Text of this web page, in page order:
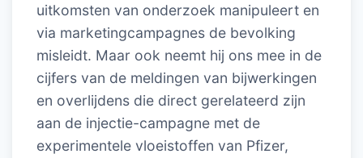
uitkomsten van onderzoek manipuleert en
via marketingcampagnes de bevolking
misleidt. Maar ook neemt hij ons mee in de
cijfers van de meldingen van bijwerkingen
en overlijdens die direct gerelateerd zijn
aan de injectie-campagne met de
experimentele vloeistoffen van Pfizer,